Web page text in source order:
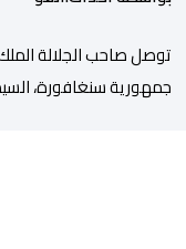
توصل صاحب الجلالة
جمهورية سنغافورة،